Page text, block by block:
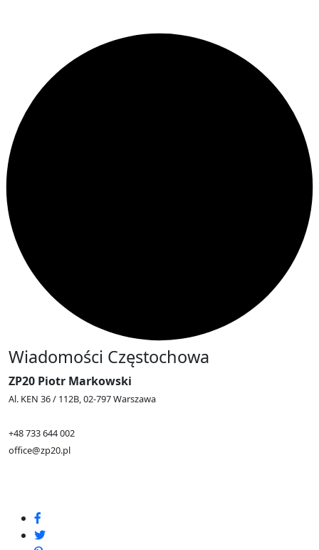
Wiadomości Częstochowa
ZP20 Piotr Markowski
Al. KEN 36 / 112B, 02-797 Warszawa
+48 733 644 002
office@zp20.pl